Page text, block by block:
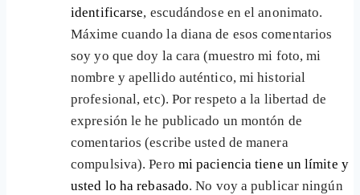
identificarse, escudándose en el anonimato.
Máxime cuando la diana de esos comentarios
soy yo que doy la cara (muestro mi foto, mi
nombre y apellido auténtico, mi historial
profesional, etc). Por respeto a la libertad de
expresión le he publicado un montón de
comentarios (escribe usted de manera
compulsiva). Pero mi paciencia tiene un límite y
usted lo ha rebasado. No voy a publicar ningún